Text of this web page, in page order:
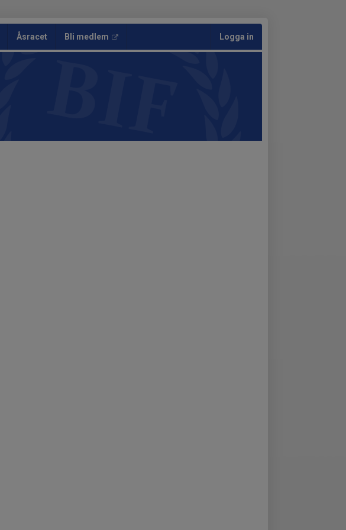
Åsracet Bli medlem Logga in